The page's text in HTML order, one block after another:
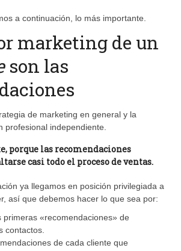
a continuación, lo más importante.
marketing de un
son las
de marketing en general y la
profesional independiente.
porque las recomendaciones
casi todo el proceso de ventas.
ya llegamos en posición privilegiada a
así que debemos hacer lo que sea por:
primeras «recomendaciones» de
contactos.
de cada cliente que